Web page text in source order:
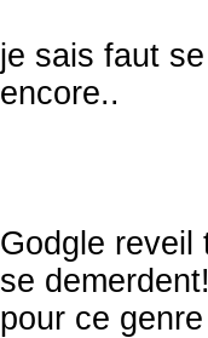
je sais faut
encore..
Godgle reveil
se
pour ce